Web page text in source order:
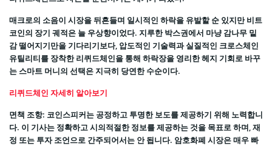
매크로의 소음이 시장을 뒤흔들며 일시적인 하락을 유발할 순 있지만 비트
코인의 장기 궤적은 늘 우상향이었다. 지루한 박스권에서 마냥 감나무 밑
감 떨어지기만을 기다리기보다, 압도적인 기술력과 실질적인 크로스체인
유틸리티를 장착한 리퀴드체인을 통해 하락장을 영리한 헤지 기회로 바꾸
는 스마트 머니의 선택은 지극히 당연한 수순이다.
리퀴드체인 자세히 알아보기
면책 조항: 코인스피커는 공정하고 투명한 보도를 제공하기 위해 노력합니
다. 이 기사는 정확하고 시의적절한 정보를 제공하는 것을 목표로 하며, 재
정 또는 투자 조언으로 간주되어서는 안 됩니다. 암호화폐 시장은 매우 빠